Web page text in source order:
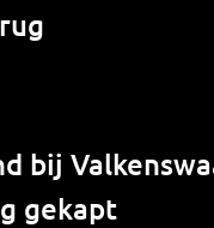
bij
gekapt